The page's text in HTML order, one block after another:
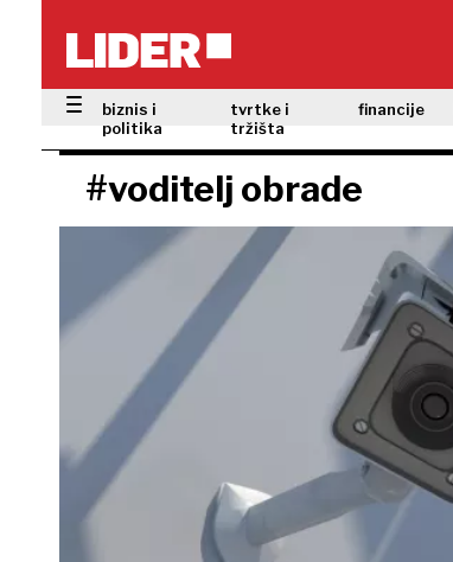
biznis i
politika
tvrtke i
tržišta
financije
#voditelj obrade